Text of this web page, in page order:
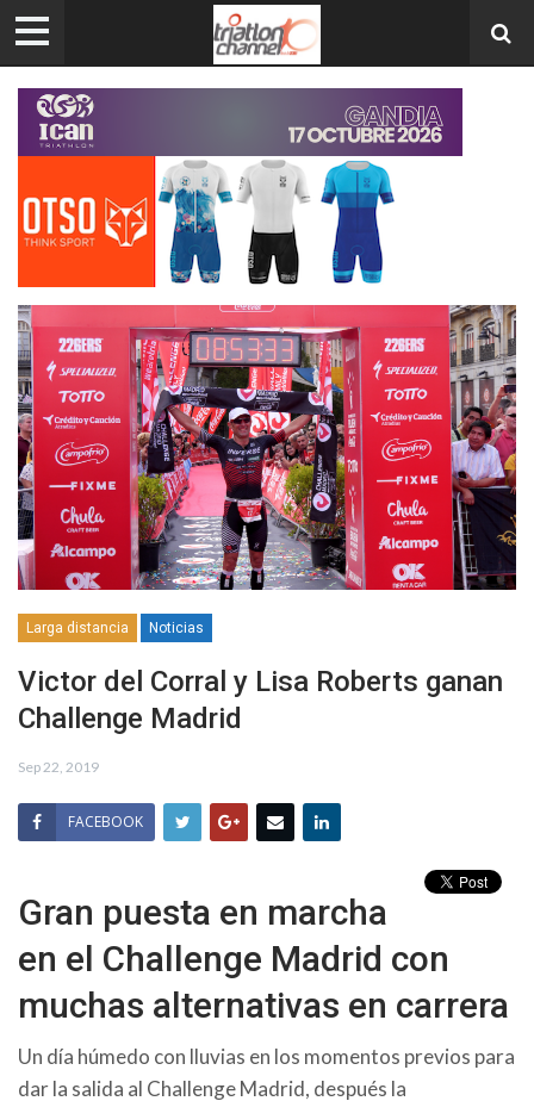
Larga distancia Noticias
Victor del Corral y Lisa Roberts ganan
Challenge Madrid
Sep 22, 2019
FACEBOOK
Gran puesta en marcha
en el Challenge Madrid con
muchas alternativas en carrera
Un día húmedo con lluvias en los momentos previos para
dar la salida al Challenge Madrid, después la